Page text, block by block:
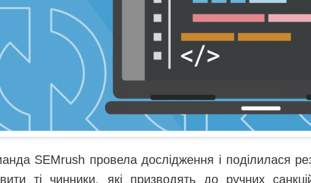
SEMrush провела дослідження і поділилася
ті чинники, які призводять до ручних